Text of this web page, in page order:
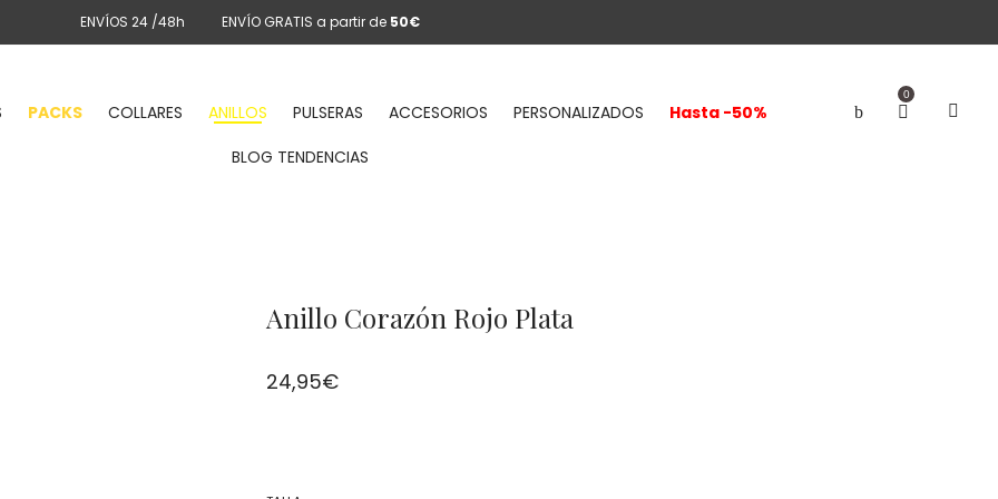
ENVÍOS 24 /48h ENVÍO GRATIS a partir de 50€
0
PACKS COLLARES ANILLOS PULSERAS ACCESORIOS PERSONALIZADOS
Hasta -50%
BLOG TENDENCIAS
Anillo Corazón Rojo Plata
24,95€